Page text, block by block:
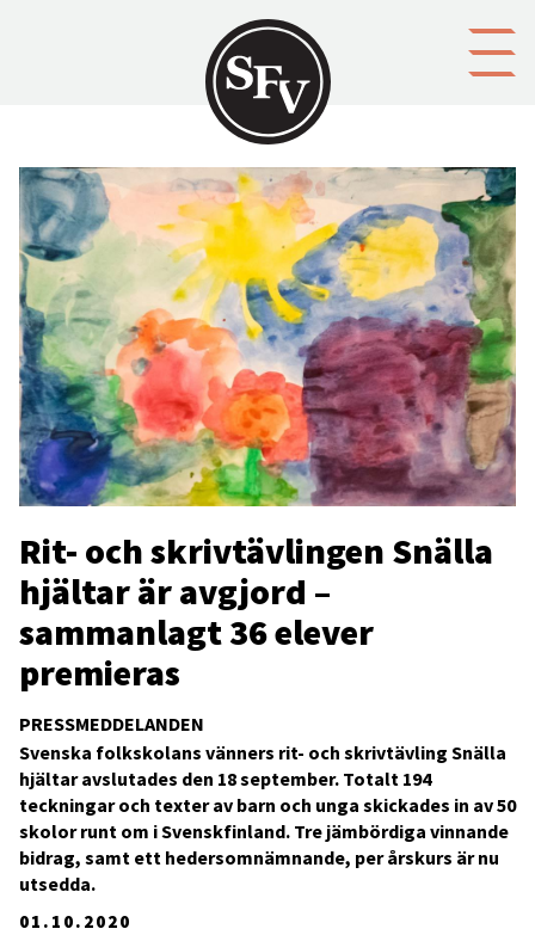
PRESSMEDDELANDEN
Rit- och skrivtävlingen Snälla
hjältar är avgjord –
sammanlagt 36 elever
premieras
01.10.2020
Svenska folkskolans vänners rit- och skrivtävling Snälla
hjältar avslutades den 18 september. Totalt 194
teckningar och texter av barn och unga skickades in av 50
skolor runt om i Svenskfinland. Tre jämbördiga vinnande
bidrag, samt ett hedersomnämnande, per årskurs är nu
utsedda.